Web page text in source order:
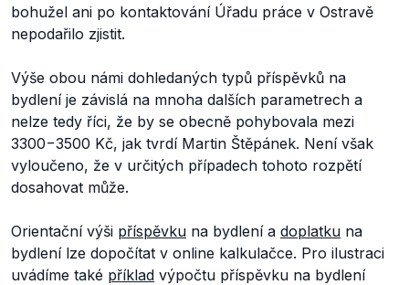
bohužel ani po kontaktování Úřadu práce v Ostravě
nepodařilo zjistit.
Výše obou námi dohledaných typů příspěvků na
bydlení je závislá na mnoha dalších parametrech a
nelze tedy říci, že by se obecně pohybovala mezi
3300−3500 Kč, jak tvrdí Martin Štěpánek. Není však
vyloučeno, že v určitých případech tohoto rozpětí
dosahovat může.
Orientační výši příspěvku na bydlení a doplatku na
bydlení lze dopočítat v online kalkulačce. Pro ilustraci
uvádíme také příklad výpočtu příspěvku na bydlení